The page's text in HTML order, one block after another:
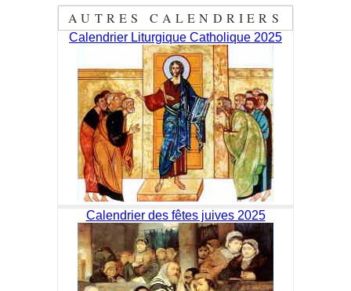
AUTRES CALENDRIERS
Calendrier Liturgique Catholique 2025
Calendrier des fêtes juives 2025